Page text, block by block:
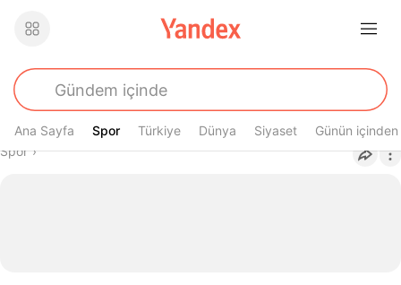
Ana Sayfa Spor
Spor Türkiye Dünya Siyaset Günün içinden
Buradasın
Spor›